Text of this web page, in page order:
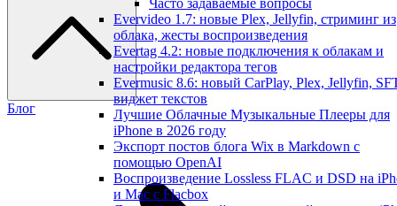
Часто задаваемые вопросы
Evervideo 1.7: новые Plex, Jellyfin, стриминг из
облака, жесты воспроизведения
Evertag 4.2: новые подключения к облакам и
настройки редактора тегов
Evermusic 8.6: новый CarPlay, Plex, Jellyfin,
виджет текстов
Лучшие Облачные Музыкальные Плееры для
iPhone в 2026 году
Экспорт постов блога Wix в Markdown с
помощью OpenAI
Воспроизведение Lossless FLAC и DSD на
и Mac с Flacbox
Блог